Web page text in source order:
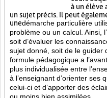
à un élève
un sujet précis. Il peut
unedémarche particulière
problème ou un calcul. Ainsi, l’
soit d’évaluer les
sujet donné, soit de le guider
formule pédagogique a
plus individualisée entre
à l’enseignant d’orienter ses
celui-ci et d’apporter des